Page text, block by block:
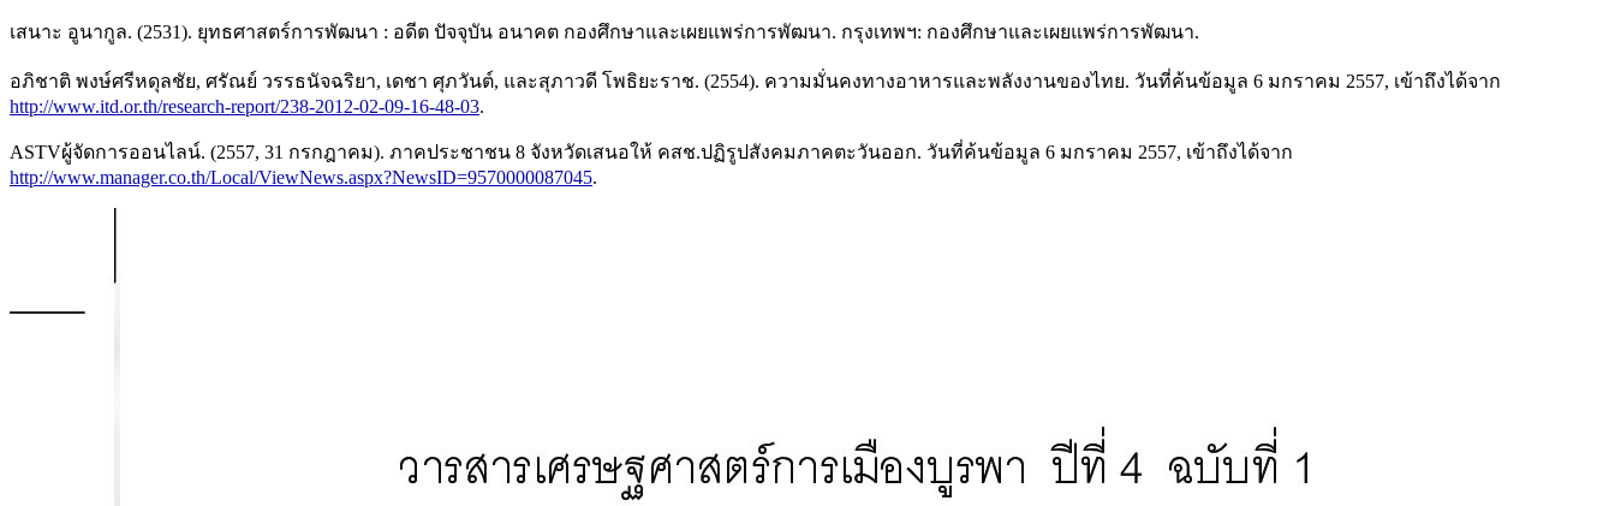
เสนาะ อูนากูล. (2531). ยุทธศาสตร์การพัฒนา : อดีต ปัจจุบัน อนาคต กองศึกษาและเผยแพร่การพัฒนา. กรุงเทพฯ: กองศึกษาและเผยแพร่การพัฒนา.
อภิชาติ พงษ์ศรีหดุลชัย, ศรัณย์ วรรธนัจฉริยา, เดชา ศุภวันต์, และสุภาวดี โพธิยะราช. (2554). ความมั่นคงทางอาหารและพลังงานของไทย. วันที่ค้นข้อมูล 6 มกราคม 2557, เข้าถึงได้จาก
http://www.itd.or.th/research-report/238-2012-02-09-16-48-03.
ASTVผู้จัดการออนไลน์. (2557, 31 กรกฎาคม). ภาคประชาชน 8 จังหวัดเสนอให้ คสช.ปฏิรูปสังคมภาคตะวันออก. วันที่ค้นข้อมูล 6 มกราคม 2557, เข้าถึงได้จาก
http://www.manager.co.th/Local/ViewNews.aspx?NewsID=9570000087045.